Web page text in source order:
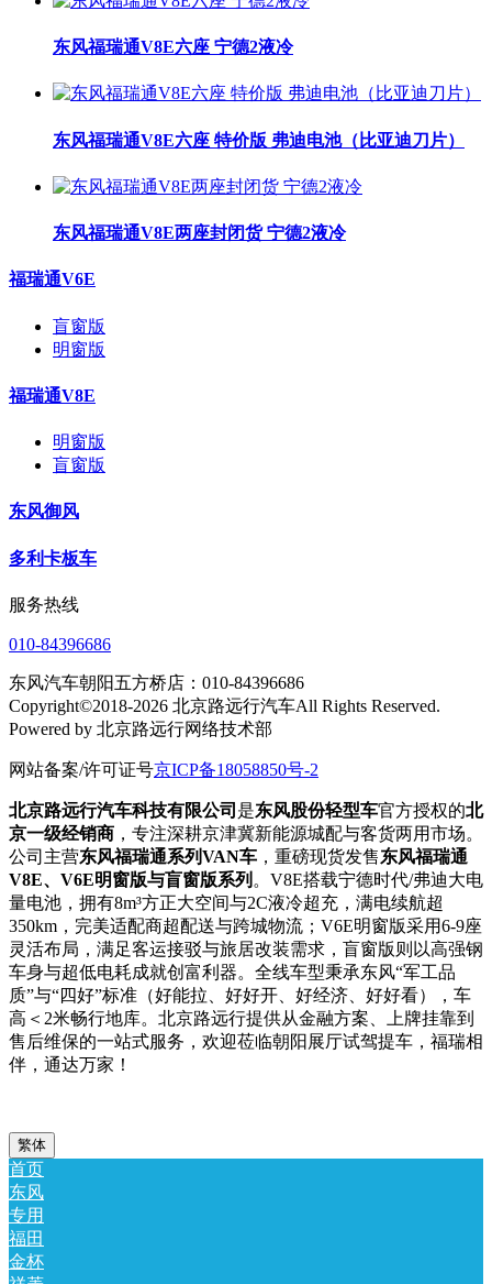
东风福瑞通V8E六座 宁德2液冷
东风福瑞通V8E六座 特价版 弗迪电池（比亚迪刀片）
东风福瑞通V8E两座封闭货 宁德2液冷
福瑞通V6E
盲窗版
明窗版
福瑞通V8E
明窗版
盲窗版
东风御风
多利卡板车
服务热线
010-84396686
东风汽车朝阳五方桥店：010-84396686
Copyright©2018-2026 北京路远行汽车All Rights Reserved.
Powered by 北京路远行网络技术部
网站备案/许可证号京ICP备18058850号-2
北京路远行汽车科技有限公司 是东风股份轻型车官方授权的北
京一级经销商 ，专注深耕京津冀新能源城配与客货两用市场。
公司主营东风福瑞通系列VAN车 ，重磅现货发售东风福瑞通
V8E、V6E明窗版与盲窗版系列 。V8E搭载宁德时代/弗迪大电
量电池，拥有8m³方正大空间与2C液冷超充，满电续航超
350km，完美适配商超配送与跨城物流；V6E明窗版采用6-9座
灵活布局，满足客运接驳与旅居改装需求，盲窗版则以高强钢
车身与超低电耗成就创富利器。全线车型秉承东风“军工品
质”与“四好”标准（好能拉、好好开、好经济、好好看），车
高＜2米畅行地库。北京路远行提供从金融方案、上牌挂靠到
售后维保的一站式服务，欢迎莅临朝阳展厅试驾提车，福瑞相
伴，通达万家！
繁体
首页
东风
专用
福田
金杯